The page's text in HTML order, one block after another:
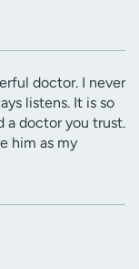
doctor. I never
listens. It is so
a doctor you trust.
him as my